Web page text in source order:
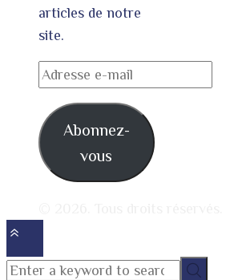
articles de notre
site.
Adresse
mail
Abonnez-
vous